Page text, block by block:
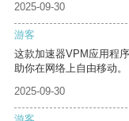
2025-09-30
游客
这款加速器VPM应用程
助你在网络上自由移动。
2025-09-30